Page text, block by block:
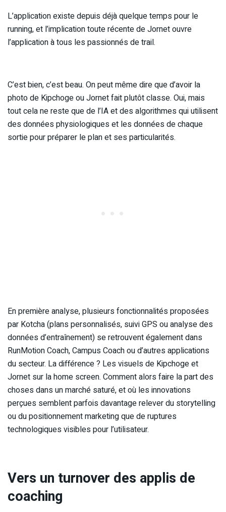
L’application existe depuis déjà quelque temps pour le
running, et l’implication toute récente de Jornet ouvre
l’application à tous les passionnés de trail.
C’est bien, c’est beau. On peut même dire que d’avoir la
photo de Kipchoge ou Jornet fait plutôt classe. Oui, mais
tout cela ne reste que de l’IA et des algorithmes qui utilisent
des données physiologiques et les données de chaque
sortie pour préparer le plan et ses particularités.
En première analyse, plusieurs fonctionnalités proposées
par Kotcha (plans personnalisés, suivi GPS ou analyse des
données d’entraînement) se retrouvent également dans
RunMotion Coach, Campus Coach ou d’autres applications
du secteur. La différence ? Les visuels de Kipchoge et
Jornet sur la home screen. Comment alors faire la part des
choses dans un marché saturé, et où les innovations
perçues semblent parfois davantage relever du storytelling
ou du positionnement marketing que de ruptures
technologiques visibles pour l’utilisateur.
Vers un turnover des applis de
coaching